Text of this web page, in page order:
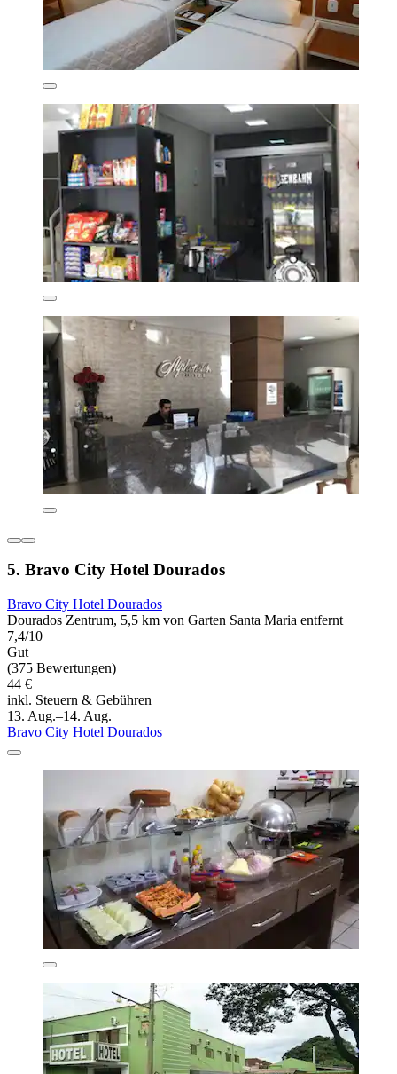
5. Bravo City Hotel Dourados
Bravo City Hotel Dourados
Dourados Zentrum, 5,5 km von Garten Santa Maria entfernt
7,4/10
Gut
(375 Bewertungen)
44 €
inkl. Steuern & Gebühren
13. Aug.–14. Aug.
Bravo City Hotel Dourados